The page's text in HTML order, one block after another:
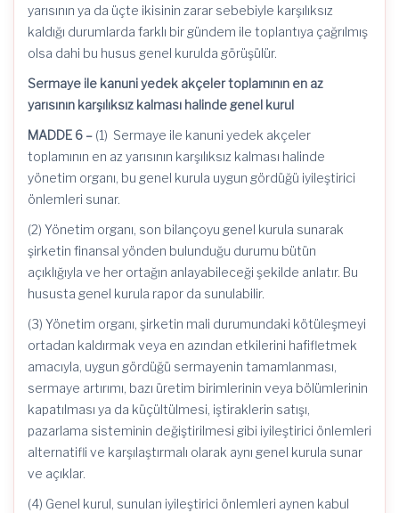
yarısının ya da üçte ikisinin zarar sebebiyle karşılıksız
kaldığı durumlarda farklı bir gündem ile toplantıya çağrılmış
olsa dahi bu husus genel kurulda görüşülür.
Sermaye ile kanuni yedek akçeler toplamının en az
yarısının karşılıksız kalması halinde genel kurul
MADDE 6 – (1) Sermaye ile kanuni yedek akçeler
toplamının en az yarısının karşılıksız kalması halinde
yönetim organı, bu genel kurula uygun gördüğü iyileştirici
önlemleri sunar.
(2) Yönetim organı, son bilançoyu genel kurula sunarak
şirketin finansal yönden bulunduğu durumu bütün
açıklığıyla ve her ortağın anlayabileceği şekilde anlatır. Bu
hususta genel kurula rapor da sunulabilir.
(3) Yönetim organı, şirketin mali durumundaki kötüleşmeyi
ortadan kaldırmak veya en azından etkilerini hafifletmek
amacıyla, uygun gördüğü sermayenin tamamlanması,
sermaye artırımı, bazı üretim birimlerinin veya bölümlerinin
kapatılması ya da küçültülmesi, iştiraklerin satışı,
pazarlama sisteminin değiştirilmesi gibi iyileştirici önlemleri
alternatifli ve karşılaştırmalı olarak aynı genel kurula sunar
ve açıklar.
(4) Genel kurul, sunulan iyileştirici önlemleri aynen kabul